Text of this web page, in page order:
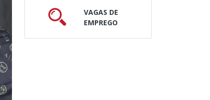
VAGAS DE
EMPREGO